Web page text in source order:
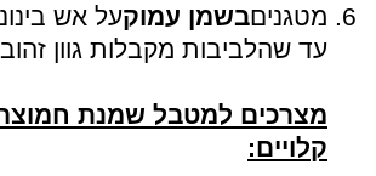
מטגניםבשמן עמוקעל אש
עד שהלביבות מקבלות גוון
מצרכים למטבל שמנת
קלויים: